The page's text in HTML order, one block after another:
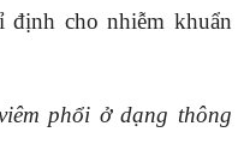
định cho nhiễm khuẩn
phổi ở dạng thông